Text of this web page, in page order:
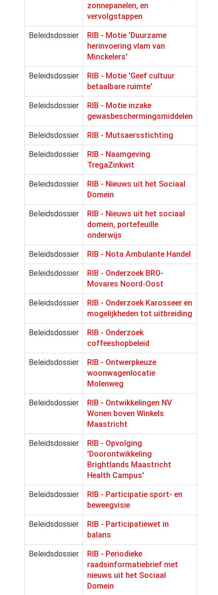
zonnepanelen, en
vervolgstappen
Beleidsdossier
RIB - Motie 'Duurzame
herinvoering vlam van
Minckelers'
Beleidsdossier
RIB - Motie 'Geef cultuur
betaalbare ruimte'
Beleidsdossier
RIB - Motie inzake
gewasbeschermingsmiddelen
Beleidsdossier RIB - Mutsaersstichting
Beleidsdossier
RIB - Naamgeving
TregaZinkwit
Beleidsdossier
RIB - Nieuws uit het Sociaal
Domein
Beleidsdossier
RIB - Nieuws uit het sociaal
domein, portefeuille
onderwijs
Beleidsdossier RIB - Nota Ambulante Handel
Beleidsdossier
RIB - Onderzoek BRO-
Movares Noord-Oost
Beleidsdossier
RIB - Onderzoek Karosseer en
mogelijkheden tot uitbreiding
Beleidsdossier
RIB - Onderzoek
coffeeshopbeleid
Beleidsdossier
RIB - Ontwerpkeuze
woonwagenlocatie
Molenweg
Beleidsdossier
RIB - Ontwikkelingen NV
Wonen boven Winkels
Maastricht
Beleidsdossier
RIB - Opvolging
'Doorontwikkeling
Brightlands Maastricht
Health Campus'
Beleidsdossier
RIB - Participatie sport- en
beweegvisie
Beleidsdossier
RIB - Participatiewet in
balans
Beleidsdossier
RIB - Periodieke
raadsinformatiebrief met
nieuws uit het Sociaal
Domein